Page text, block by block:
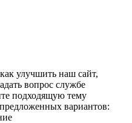
улучшить наш сайт,
вопрос службе
подходящую тему
вариантов: